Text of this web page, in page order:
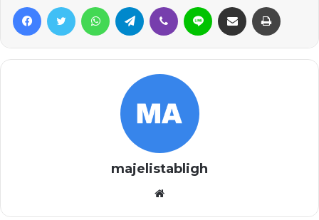
Facebook Twitter WhatsApp Telegram Viber Line Share via Email
majelistabligh